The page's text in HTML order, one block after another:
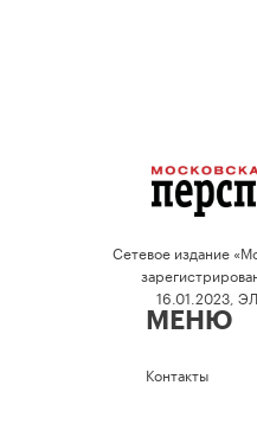
Сетевое издание
16.01.2023,
МЕНЮ
Контакты